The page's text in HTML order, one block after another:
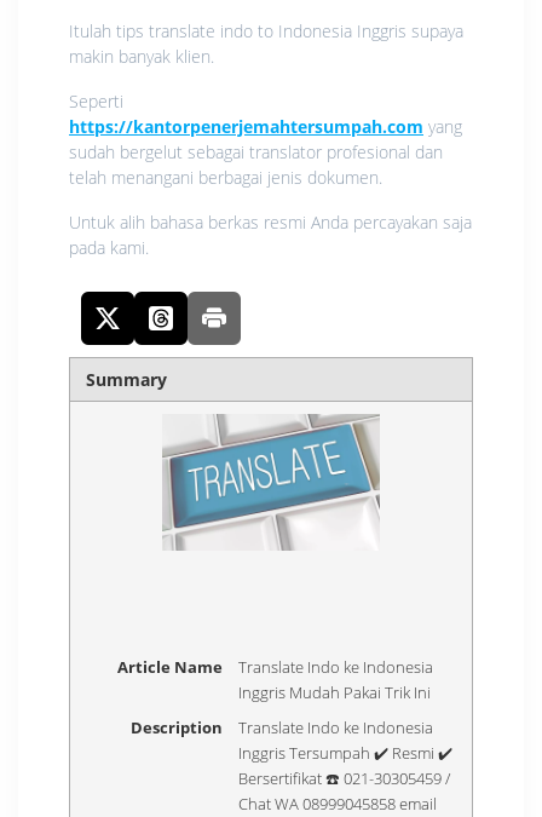
Itulah tips translate indo to Indonesia Inggris supaya
makin banyak klien.
Seperti
https://kantorpenerjemahtersumpah.com yang
sudah bergelut sebagai translator profesional dan
telah menangani berbagai jenis dokumen.
Untuk alih bahasa berkas resmi Anda percayakan saja
pada kami.
Summary
Article Name
Translate Indo ke Indonesia
Inggris Mudah Pakai Trik Ini
Description
Translate Indo ke Indonesia
Inggris Tersumpah ✔️ Resmi ✔️
Bersertifikat ☎️ 021-30305459 /
Chat WA 08999045858 email